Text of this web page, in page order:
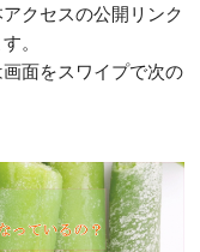
クセスの公開リンク
。
面をスワイプで次の